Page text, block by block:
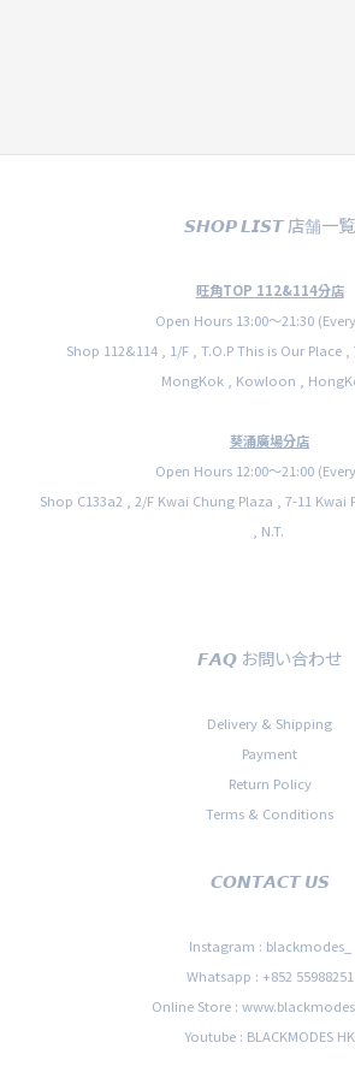
𝙎𝙃𝙊𝙋 𝙇𝙄𝙎𝙏 店舗一覧
旺角TOP 112&114分店
Open Hours 13:00〜21:30
Shop 112&114 , 1/F , T.O.P This is Our Place ,
MongKok , Kowloon ,
葵涌廣場分店
Open Hours 12:00〜21:00
Shop C133a2 , 2/F Kwai Chung Plaza , 7-11
, N.T.
𝙁𝘼𝙌 お問い合わせ
Delivery & Shipping
Payment
Return Policy
Terms & Conditions
𝘾𝙊𝙉𝙏𝘼𝘾𝙏 𝙐𝙎
Instagram : blackmodes_
Whatsapp : +852 55988251
Online Store :
Youtube : BLACKMODES HK